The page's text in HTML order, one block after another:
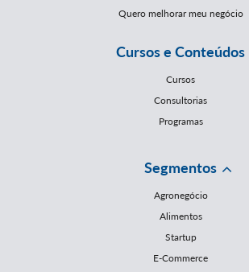
Quero melhorar meu negócio
Cursos e Conteúdos
Cursos
Consultorias
Programas
Segmentos
Agronegócio
Alimentos
Startup
E-Commerce